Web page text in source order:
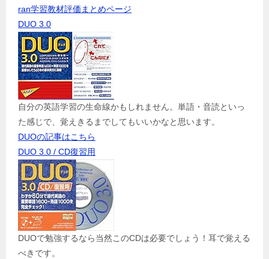
ran学習教材評価まとめページ
DUO 3.0
自分の英語学習の生命線かもしれません。単語・音読といっ
た感じで、覚えきるまでしてもいいかなと思います。
DUOの記事はこちら
DUO 3.0 / CD復習用
DUOで勉強するなら当然このCDは必要でしょう！耳で覚える
べきです。